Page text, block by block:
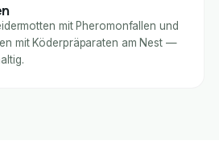
mit Pheromonfallen und
mit Köderpräparaten am Nest —